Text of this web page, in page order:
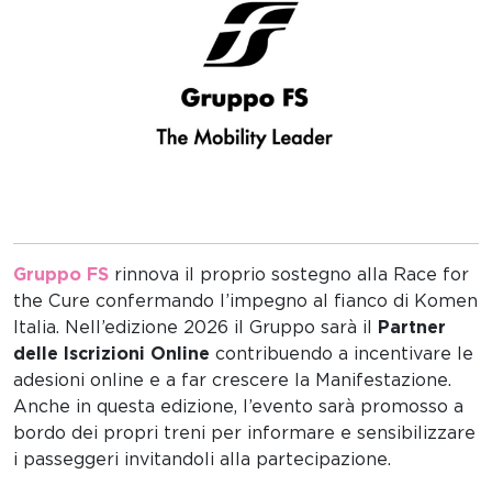
Gruppo FS rinnova il proprio sostegno alla Race for
the Cure confermando l’impegno al fianco di Komen
Italia. Nell’edizione 2026 il Gruppo sarà il Partner
delle Iscrizioni Online contribuendo a incentivare le
adesioni online e a far crescere la Manifestazione.
Anche in questa edizione, l’evento sarà promosso a
bordo dei propri treni per informare e sensibilizzare
i passeggeri invitandoli alla partecipazione.